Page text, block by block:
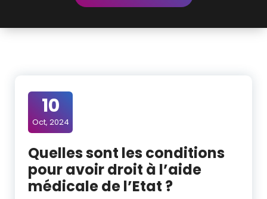
10
Oct, 2024
Quelles sont les conditions
pour avoir droit à l’aide
médicale de l’Etat ?